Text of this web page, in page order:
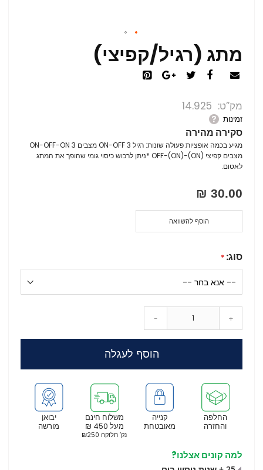
מתג (רגיל/קפיצי)
מק”ט 14.925
זמינות
סקירה מהירה
מגיע בכמה אופציות פעולה שונות: רגיל ON-OFF 3 מצבים ON-OFF-ON 3
מצבים קפיצי (ON)-OFF-(ON) *ניתן לרכוש כיסוי גומי שהופך את המתג
לאטום.
30.00 ₪
סוג:
- +
הוסף לעגלה
הוסף להשוואה
יבואן
מורשה
משלוח חינם
מעל 450 ₪
נק’ חלוקה ₪250
קנייה
מאובטחת
החלפה
והחזרה
למה קונים אצלנו?